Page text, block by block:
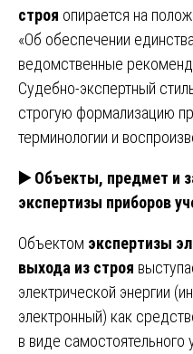
строя опирается на
«Об обеспечении
ведомственные
Судебно-экспертный
строгую формализацию
терминологии и
▶️Объекты, предмет и
экспертизы приборов
Объектом экспертизы
выхода из строя
электрической энергии
электронный) как
в виде самостоятельного